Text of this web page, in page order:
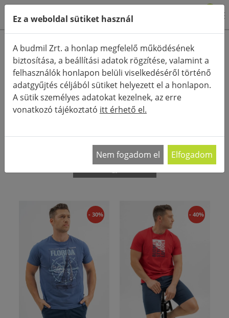
Termékkategóriák
Részletes keresés
FŐOLDAL KATEGÓRIÁK
PÓLÓK
RENDEZÉS:
megtalálható a ruhásszekrényekben, 10-15…
Előző megjelenítése
- 30% - 40%
Ez a weboldal sütiket használ
A budmil Zrt. a honlap megfelelő működésének
biztosítása, a beállítási adatok rögzítése, valamint a
felhasználók honlapon belüli viselkedéséről történő
adatgyűjtés céljából sütiket helyezett el a honlapon.
A sütik személyes adatokat kezelnek, az erre
vonatkozó tájékoztató itt érhető el.
Nem fogadom el Elfogadom